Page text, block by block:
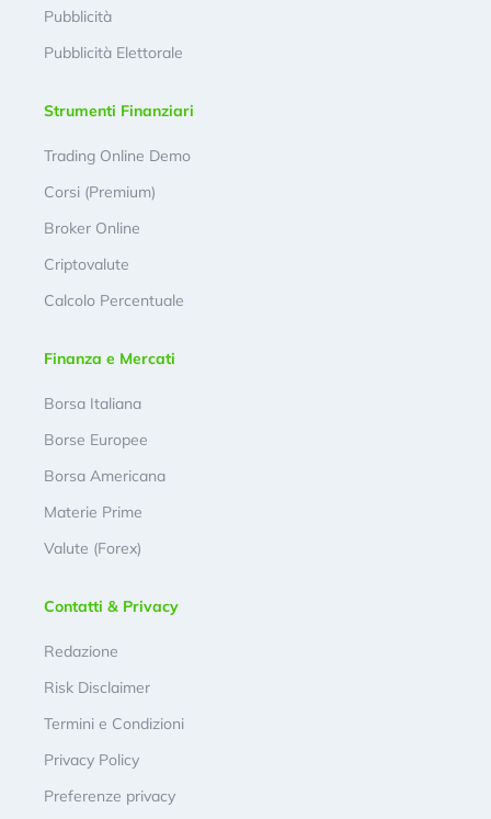
Pubblicità
Pubblicità Elettorale
Strumenti Finanziari
Trading Online Demo
Corsi (Premium)
Broker Online
Criptovalute
Calcolo Percentuale
Finanza e Mercati
Borsa Italiana
Borse Europee
Borsa Americana
Materie Prime
Valute (Forex)
Contatti & Privacy
Redazione
Risk Disclaimer
Termini e Condizioni
Privacy Policy
Preferenze privacy